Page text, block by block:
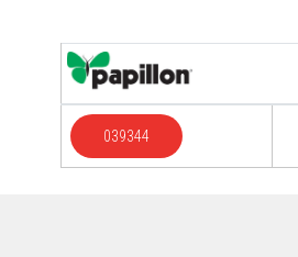
039344